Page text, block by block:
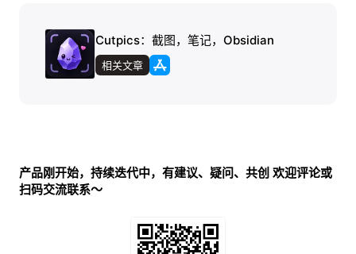
Cutpics：截图，笔记，Obsidian
相关文章
产品刚开始，持续迭代中，有建议、疑问、共创 欢迎评论或
扫码交流联系～